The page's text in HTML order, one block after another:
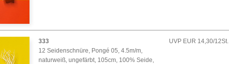
333
12 Seidenschnüre, Pongé 05, 4.5m/m,
naturweiß, ungefärbt, 105cm, 100% Seide,
UVP EUR 14,30/12St.